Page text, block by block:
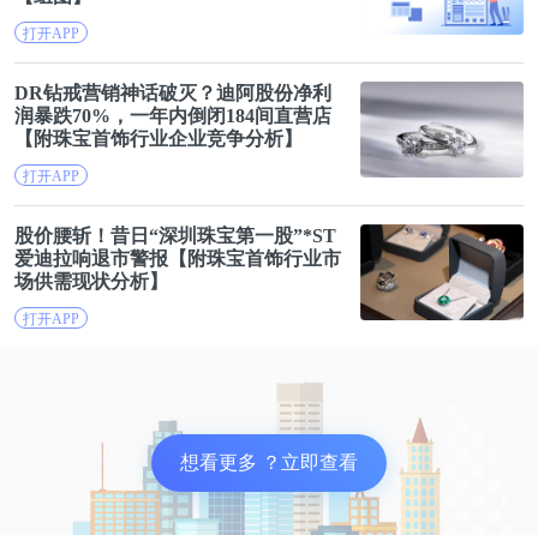
对创业公司初始文化的梳理，要从梳理创始人自己的
人生底层假设开始，这个特别重要。如果对比阿里巴
巴和华为这两家企业，为什么外界感知两家企业的文
化如此不同？除了行业、客户、业务形态之外，最本
质的不同来源于两位创始人对自己人生的底层假设逻
辑和人生经历有很大差异。
为什么有的公司极度鼓励自下而上地野蛮生长，有的
公司很少听到个人英雄主义，更多强调组织的执行
制人性中恶的一面？这背后都体现着创始人自己的人
生逻辑和经历。
打开APP
DR钻戒营销神话破灭？迪阿股份净利
润暴跌70%，一年内倒闭184间直营店
【附珠宝首饰行业企业竞争分析】
打开APP
股价腰斩！昔日“深圳 珠宝第一股”*ST
爱迪拉响退市警报【附珠宝首饰行业市
场供需现状分析】
打开APP
想看更多 ？立即查看